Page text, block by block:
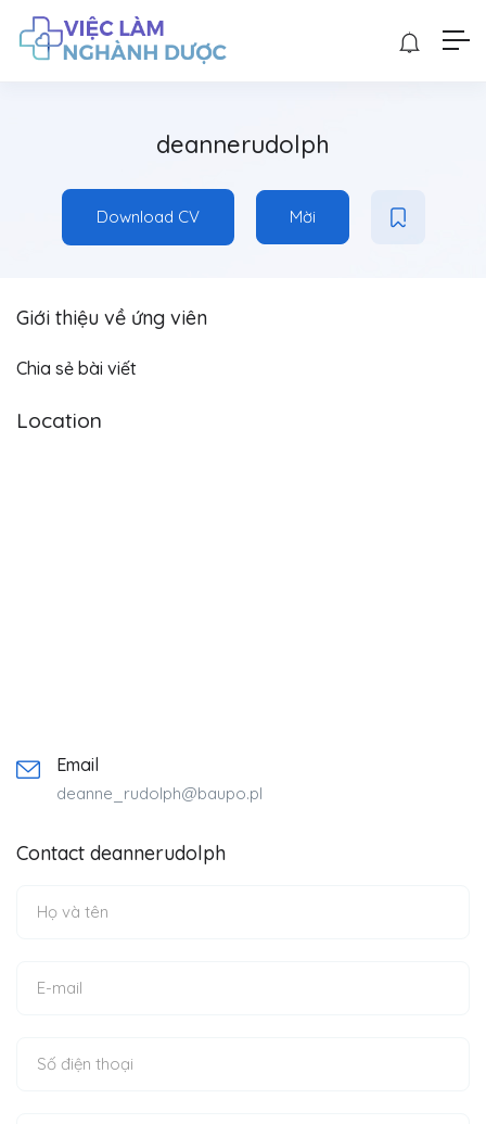
deannerudolph
Download CV Mời
Giới thiệu về ứng viên
Chia sẻ bài viết
Location
Email
deanne_rudolph@baupo.pl
Contact deannerudolph